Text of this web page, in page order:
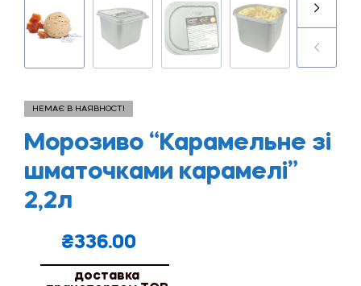
НЕМАЄ В НАЯВНОСТІ
Морозиво “Карамельне зі
шматочками карамелі”
2,2л
₴336.00
доставка